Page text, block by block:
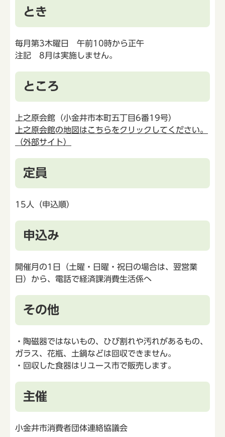
とき
毎月第3木曜日 午前10時から正午
注記 8月は実施しません。
ところ
上之原会館（小金井市本町五丁目6番19号）
上之原会館の地図はこちらをクリックしてください。
（外部サイト）
定員
15人（申込順）
申込み
開催月の1日（土曜・日曜・祝日の場合は、翌営業
日）から、電話で経済課消費生活係へ
その他
・陶磁器ではないもの、ひび割れや汚れがあるもの、
ガラス、花瓶、土鍋などは回収できません。
・回収した食器はリユース市で販売します。
主催
小金井市消費者団体連絡協議会